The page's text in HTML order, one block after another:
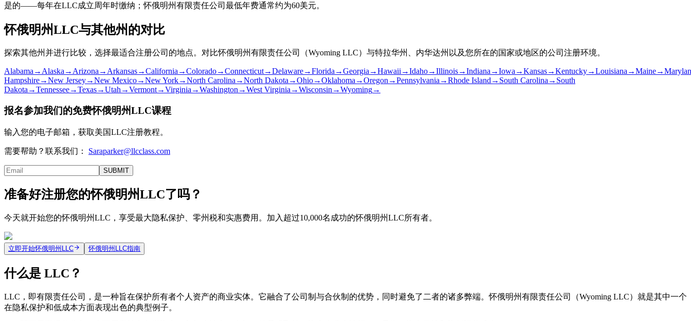
是的——每年在LLC成立周年时缴纳；怀俄明州有限责任公司最低年费通常约为60美元。
怀俄明州LLC与其他州的对比
探索其他州并进行比较，选择最适合注册公司的地点。对比怀俄明州有限责任公司（Wyoming LLC）与特拉华州、内华达州以及您所在的国家或地区的公司注册环境。
Alabama→Alaska→Arizona→Arkansas→California→Colorado→Connecticut→Delaware→Florida→Georgia→Hawaii→Idaho→Illinois→Indiana→Iowa→Kansas→Kentucky→Louisiana→Maine→
Hampshire→New Jersey→New Mexico→New York→North Carolina→North Dakota→Ohio→Oklahoma→Oregon→Pennsylvania→Rhode Island→ South Carolina→ South
Dakota→Tennessee→Texas→Utah→Vermont→Virginia→Washington→West Virginia→Wisconsin→Wyoming→
报名参加我们的免费怀俄明州LLC课程
输入您的电子邮箱，获取美国LLC注册教程。
需要帮助？联系我们： Saraparker@llcclass.com
SUBMIT
准备好注册您的怀俄明州LLC了吗？
今天就开始您的怀俄明州LLC，享受最大隐私保护、零州税和实惠费用。加入超过10,000名成功的怀俄明州LLC所有者。
立即开始怀俄明州LLC 怀俄明州LLC指南
什么是 LLC？
LLC，即有限责任公司，是一种旨在保护所有者个人资产的商业实体。它融合了公司制与合伙制的优势，同时避免了二者的诸多弊端。怀俄明州有限责任公司（Wyoming LLC）就是其中一个
在隐私保护和低成本方面表现出色的典型例子。